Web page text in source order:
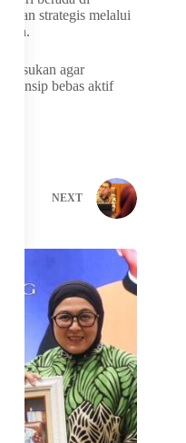
strategis melalui
agar
prinsip bebas aktif
NEXT